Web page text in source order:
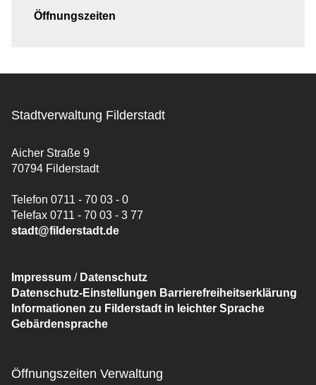
Öffnungszeiten
Stadtverwaltung Filderstadt
Aicher Straße 9
70794 Filderstadt
Telefon 0711 - 70 03 - 0
Telefax 0711 - 70 03 - 3 77
stadt@filderstadt.de
Impressum / Datenschutz
Datenschutz-Einstellungen Barrierefreiheitserklärung
Informationen zu Filderstadt in leichter Sprache
Gebärdensprache
Öffnungszeiten Verwaltung